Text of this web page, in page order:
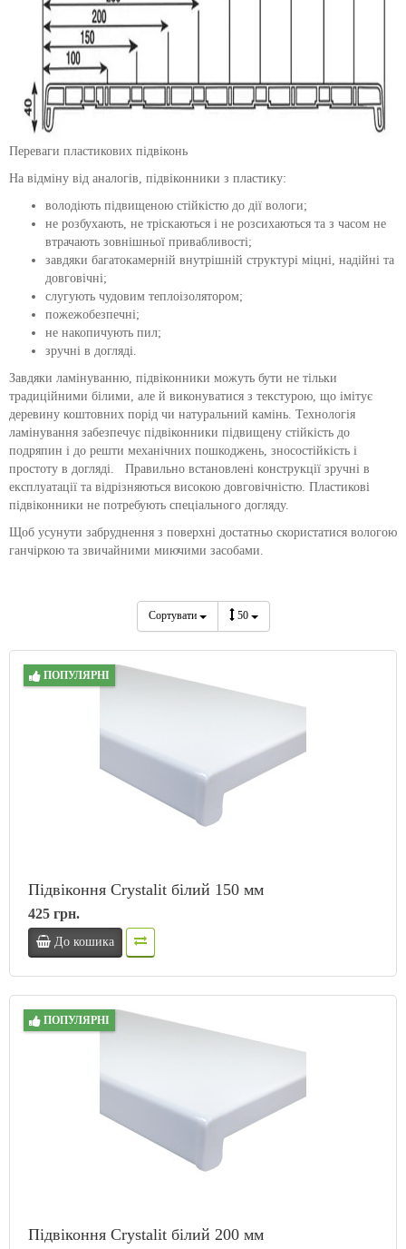
Переваги пластикових підвіконь
На відміну від аналогів, підвіконники з пластику:
володіють підвищеною стійкістю до дії вологи;
не розбухають, не тріскаються і не розсихаються та з часом не
втрачають зовнішньої привабливості;
завдяки багатокамерній внутрішній структурі міцні, надійні та
довговічні;
слугують чудовим теплоізолятором;
пожежобезпечні;
не накопичують пил;
зручні в догляді.
Завдяки ламінуванню, підвіконники можуть бути не тільки
традиційними білими, але й виконуватися з текстурою, що імітує
деревину коштовних порід чи натуральний камінь. Технологія
ламінування забезпечує підвіконники підвищену стійкість до
подряпин і до решти механічних пошкоджень, зносостійкість і
простоту в догляді. Правильно встановлені конструкції зручні в
експлуатації та відрізняються високою довговічністю. Пластикові
підвіконники не потребують спеціального догляду.
Щоб усунути забруднення з поверхні достатньо скористатися вологою
ганчіркою та звичайними миючими засобами.
Сортувати 50
ПОПУЛЯРНІ
Підвіконня Crystalit білий 150 мм
425 грн.
До кошика
ПОПУЛЯРНІ
Підвіконня Crystalit білий 200 мм